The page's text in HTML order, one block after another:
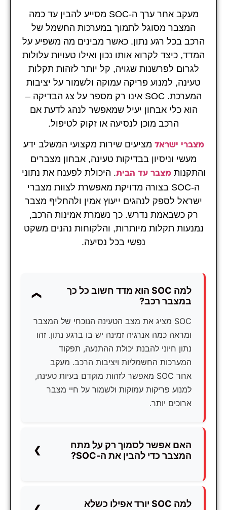
מעקב אחר ערך ה-SOC מסייע להבין עד כמה
המצבר מסוגל לתמוך במערכות החשמל של
הרכב בכל רגע נתון. כאשר מבינים מה משפיע על
המדד, כיצד לקרוא אותו נכון ואילו טעויות עלולות
לגרום לפרשנות שגויה, קל יותר לזהות תקלות
טעינה, למנוע פריקה עמוקה ולשמור על יציבות
המערכת. SOC אינו רק מספר על צג הבדיקה –
הוא כלי אבחון יעיל שמאפשר לנהג לדעת אם
הרכב מוכן לנסיעה או זקוק לטיפול.
מצברי ישראל מציעים שירות מקצועי המשלב ידע
מעשי וניסיון בבדיקות טעינה, אבחון מצברים
והתקנותמצבר עד הבית. היכולת לפענח את נתוני
ה-SOC בצורה מדויקת מאפשרת לצוות מצברי
ישראל לספק לנהגים ייעוץ אמין ולהחליף מצבר
רק כשבאמת נדרש. כך נשמרת אמינות הרכב,
נמנעות תקלות מיותרות, והלקוחות נהנים משקט
נפשי בכל נסיעה.
למה SOC הוא מדד חשוב כל כך
במצבר רכב?
SOC מציג את מצב הטעינה הנוכחי של המצבר
ומראה כמה אנרגיה זמינה יש בו ברגע נתון. זהו
נתון חיוני להבנת יכולת ההתנעה, תפקוד
המערכות החשמליות ויציבות הרכב. מעקב
אחר SOC מאפשר לזהות מוקדם בעיות טעינה,
למנוע פריקות עמוקות ולשמור על חיי מצבר
ארוכים יותר.
האם אפשר לסמוך רק על מתח
המצבר כדי להבין את ה-SOC?
לפעמים מתח גבוה ייראה תקין למרות
למה SOC יורד אפילו כשלא